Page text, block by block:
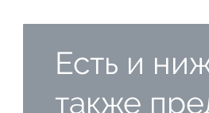
Есть и
также